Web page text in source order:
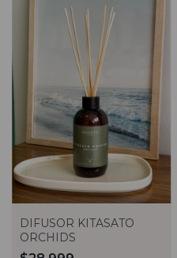
DIFUSOR KITASATO
ORCHIDS